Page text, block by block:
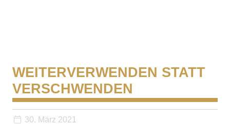
WEITERVERWENDEN STATT
VERSCHWENDEN
30. März 2021